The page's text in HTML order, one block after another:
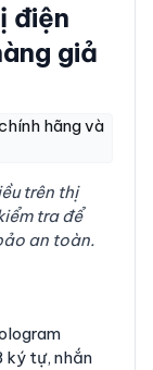
điện
giả
trên thị
tra để
an toàn.
ký tự, nhắn